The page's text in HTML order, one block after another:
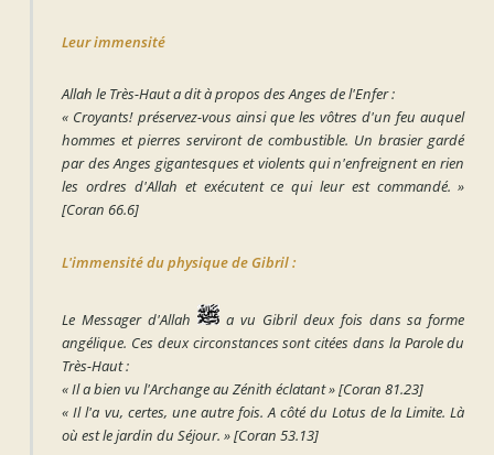
Leur immensité
Allah le Très-Haut a dit à propos des Anges de l'Enfer :
« Croyants! préservez-vous ainsi que les vôtres d'un feu auquel
hommes et pierres serviront de combustible. Un brasier gardé
par des Anges gigantesques et violents qui n'enfreignent en rien
les ordres d'Allah et exécutent ce qui leur est commandé. »
[Coran 66.6]
L'immensité du physique de Gibril :
Le Messager d'Allah
a vu Gibril deux fois dans sa forme
angélique. Ces deux circonstances sont citées dans la Parole du
Très-Haut :
« Il a bien vu l'Archange au Zénith éclatant »[Coran 81.23]
« Il l'a vu, certes, une autre fois. A côté du Lotus de la Limite. Là
où est le jardin du Séjour. »[Coran 53.13]